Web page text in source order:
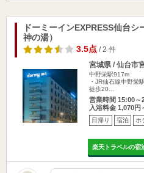
ドーミーインEXPRESS仙台
神の湯）
3.5点/ 2 件
宮城県 / 仙台市
中野栄駅917m
・JR仙石線中野栄
徒歩20…
営業時間 15:00～
入浴料金 1,070円
日帰り 宿泊 ホ
楽天トラベルの宿